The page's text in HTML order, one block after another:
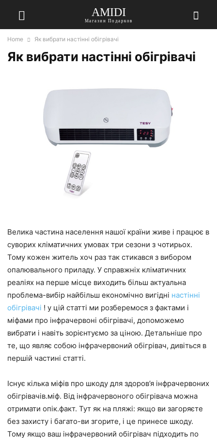
AMIDI
Магазин Подарков
Home Як вибрати настінні обігрівачі
Як вибрати настінні обігрівачі
Велика частина населення нашої країни живе і працює в
суворих кліматичних умовах три сезони з чотирьох.
Тому кожен житель хоч раз так стикався з вибором
опалювального приладу. У справжніх кліматичних
реаліях на перше місце виходить більш актуальна
проблема-вибір найбільш економічно вигідні настінні
обігрівачі ! у цій статті ми розберемося з фактами і
міфами про інфрачервоні обігрівачі, допоможемо
вибрати і навіть зорієнтуємо за ціною. Детальніше про
те, що являє собою інфрачервоний обігрівач, дивіться в
першій частині статті.
Існує кілька міфів про шкоду для здоров’я інфрачервоних
обігрівачів.міф. Від інфрачервоного обігрівача можна
отримати опік.факт. Тут як на пляжі: якщо ви загоряєте
без захисту і багато-ви згорите, і це принесе шкоду.
Тому якщо ваш інфрачервоний обігрівач підходить по